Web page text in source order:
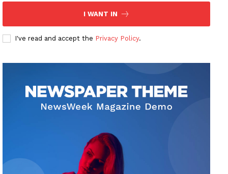
I WANT IN
I've read and accept the Privacy Policy.